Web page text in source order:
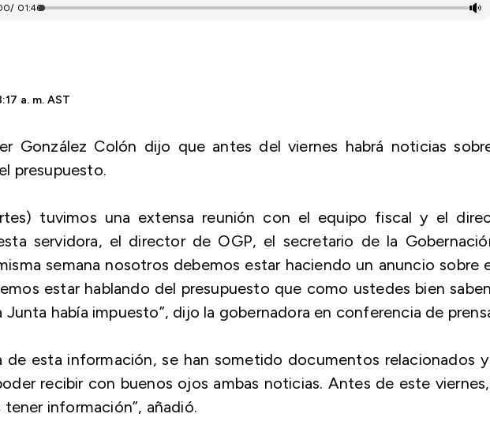
/ 01:46
a. m. AST
González Colón dijo que antes del viernes habrá noticias
presupuesto.
tuvimos una extensa reunión con el equipo fiscal y el
servidora, el director de OGP, el secretario de la
semana nosotros debemos estar haciendo un anuncio sobre
estar hablando del presupuesto que como ustedes bien
Junta había impuesto”, dijo la gobernadora en conferencia de
de esta información, se han sometido documentos relacionados
recibir con buenos ojos ambas noticias. Antes de este
información”, añadió.